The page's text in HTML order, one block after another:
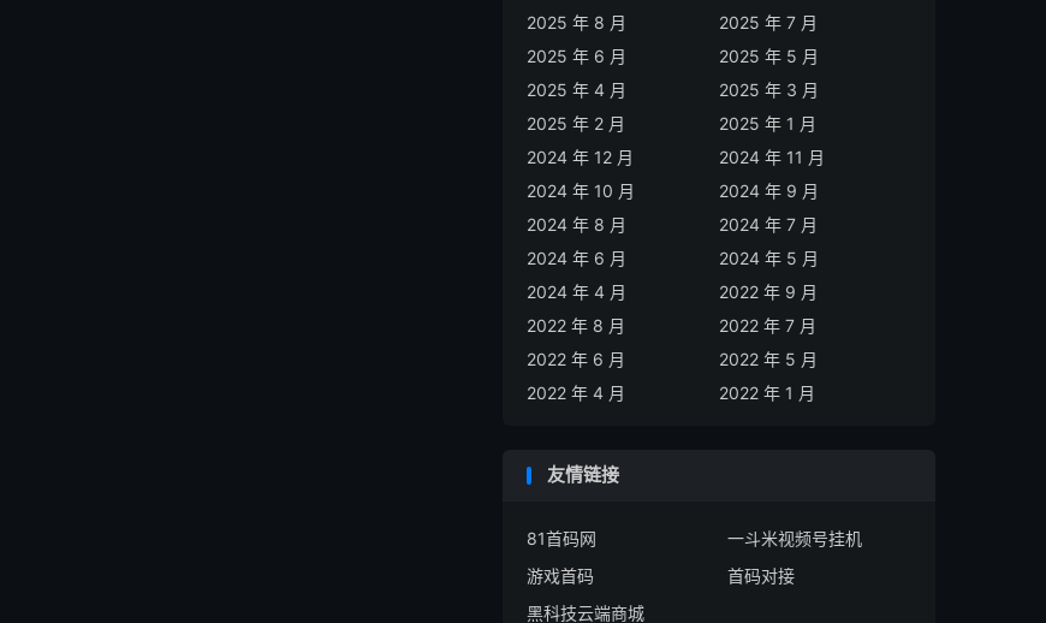
2025 年 8 月
2025 年 7 月
2025 年 6 月
2025 年 5 月
2025 年 4 月
2025 年 3 月
2025 年 2 月
2025 年 1 月
2024 年 12 月
2024 年 11 月
2024 年 10 月
2024 年 9 月
2024 年 8 月
2024 年 7 月
2024 年 6 月
2024 年 5 月
2024 年 4 月
2022 年 9 月
2022 年 8 月
2022 年 7 月
2022 年 6 月
2022 年 5 月
2022 年 4 月
2022 年 1 月
友情链接
81首码网
一斗米视频号挂机
游戏首码
首码对接
黑科技云端商城